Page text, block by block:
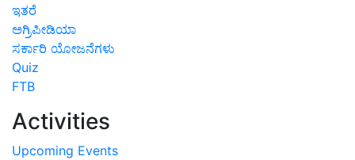
ಇತರೆ
ಅಗ್ರಿಪೀಡಿಯಾ
ಸರ್ಕಾರಿ ಯೋಜನೆಗಳು
Quiz
FTB
Activities
Upcoming Events